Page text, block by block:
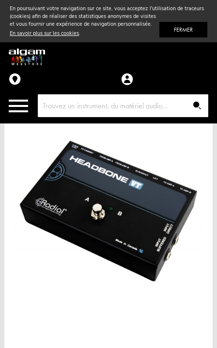
En poursuivant votre navigation sur ce site, vous acceptez l'utilisation de traceurs
(cookies) afin de réaliser des statistiques anonymes de visites
et vous fournir une expérience de navigation personnalisée.
En savoir plus sur les cookies. FERMER
Vent& Violon
Accessoires
Pièces détachées